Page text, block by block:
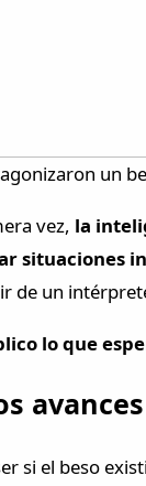
un
vez, la
situaciones
de un
lo que
si el beso